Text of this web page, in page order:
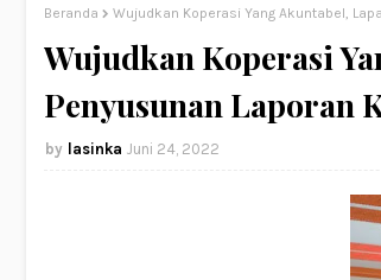
Beranda Wujudkan Koperasi Yang Akuntabel,
Wujudkan Koperasi
Penyusunan Laporan
lasinka Juni 24, 2022